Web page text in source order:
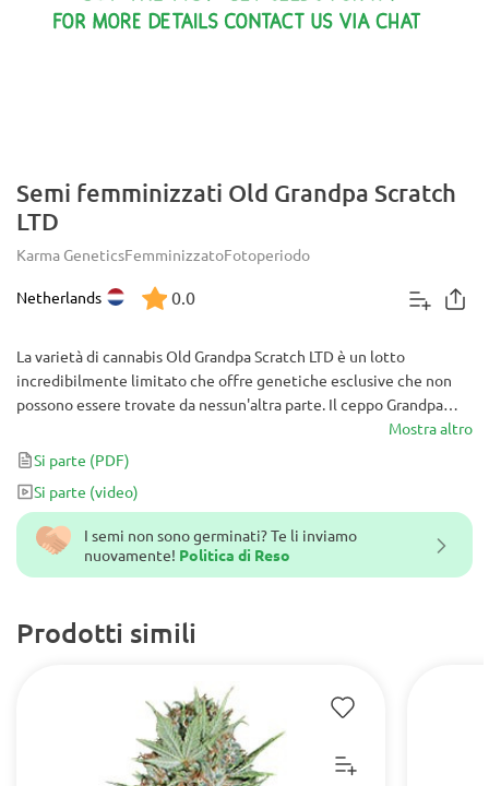
Semi femminizzati Old Grandpa Scratch
LTD
Karma GeneticsFemminizzatoFotoperiodo
Netherlands 0.0
I semi non sono germinati? Te li inviamo
nuovamente! Politica di Reso
Prodotti simili
La varietà di cannabis Old Grandpa Scratch LTD è un lotto
incredibilmente limitato che offre genetiche esclusive che non
possono essere trovate da nessun'altra parte. Il ceppo Grandpa
Scratch è stato incrociato con White OG V2 per creare una
potenza Indica finale di 8 settimane. Questa pianta di medie
dimensioni è pensata per coloro che hanno bisogno di avere
genetiche che nessun altro ha.
Mostra altro
Si parte (PDF)
Si parte (video)